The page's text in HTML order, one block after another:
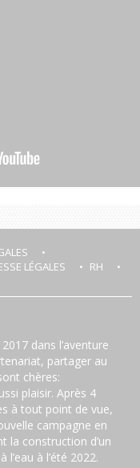
LÉGALES
RH
dans l’aventure
partager au
chères:
plaisir. Après 4
à tout point de vue,
campagne en
la construction d’un
l’eau à l’été 2022.